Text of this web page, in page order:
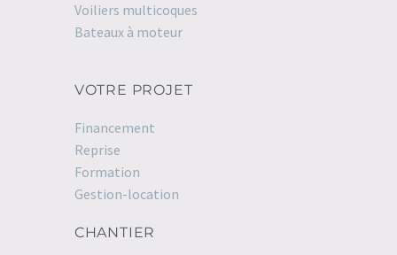
Voiliers multicoques
Bateaux à moteur
VOTRE PROJET
Financement
Reprise
Formation
Gestion-location
CHANTIER